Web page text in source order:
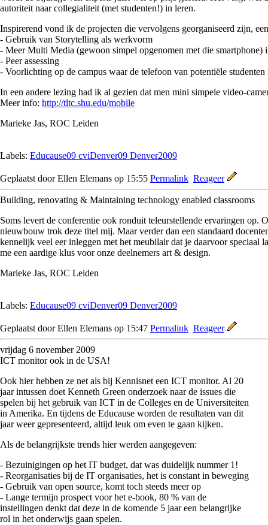
autoriteit naar collegialiteit (met studenten!) in leren.
Inspirerend vond ik de projecten die vervolgens georganiseerd zijn,
- Gebruik van Storytelling als werkvorm
- Meer Multi Media (gewoon simpel opgenomen met die smartphone)
- Peer assessing
- Voorlichting op de campus waar de telefoon van potentiële
In een andere lezing had ik al gezien dat men mini simpele video-
Meer info: http://tltc.shu.edu/mobile
Marieke Jas, ROC Leiden
Labels: Educause09 cviDenver09 Denver2009
Geplaatst door Ellen Elemans op 15:55 Permalink Reageer
Building, renovating & Maintaining technology enabled classrooms
Soms levert de conferentie ook ronduit teleurstellende ervaringen op.
nieuwbouw trok deze titel mij. Maar verder dan een standaard
kennelijk veel eer inleggen met het meubilair dat je daarvoor
me een aardige klus voor onze deelnemers art & design.
Marieke Jas, ROC Leiden
Labels: Educause09 cviDenver09 Denver2009
Geplaatst door Ellen Elemans op 15:47 Permalink Reageer
vrijdag 6 november 2009
ICT monitor ook in de USA!
Ook hier hebben ze net als bij Kennisnet een ICT monitor. Al 20
jaar intussen doet Kenneth Green onderzoek naar de issues die
spelen bij het gebruik van ICT in de Colleges en de Universiteiten
in Amerika. En tijdens de Educause worden de resultaten van dit
jaar weer gepresenteerd, altijd leuk om even te gaan kijken.
Als de belangrijkste trends hier werden aangegeven:
- Bezuinigingen op het IT budget, dat was duidelijk nummer 1!
- Reorganisaties bij de IT organisaties, het is constant in beweging
- Gebruik van open source, komt toch steeds meer op
- Lange termijn prospect voor het e-book, 80 % van de
instellingen denkt dat deze in de komende 5 jaar een belangrijke
rol in het onderwijs gaan spelen.